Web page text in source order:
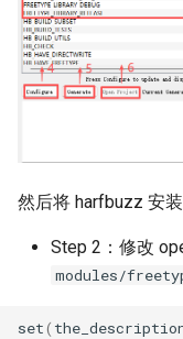
然后将 harfbuzz 安
Step 2：修改
modules/
set(